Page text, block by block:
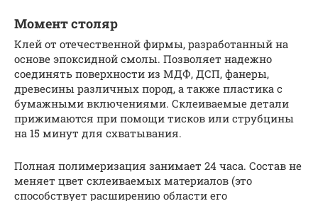
Момент столяр
Клей от отечественной фирмы, разработанный на
основе эпоксидной смолы. Позволяет надежно
соединять поверхности из МДФ, ДСП, фанеры,
древесины различных пород, а также пластика с
бумажными включениями. Склеиваемые детали
прижимаются при помощи тисков или струбцины
на 15 минут для схватывания.
Полная полимеризация занимает 24 часа. Состав не
меняет цвет склеиваемых материалов (это
способствует расширению области его